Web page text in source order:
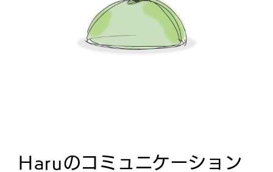
Haruのコミュニケーション